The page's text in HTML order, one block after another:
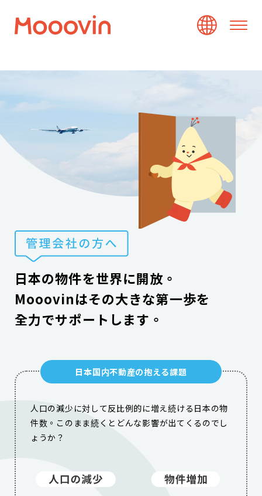
日本の物件を世界に開放 。
Mooovinはその大きな第一歩を
全力でサポー ト します 。
日本国内不動産の抱える課題
人口の減少に対して反比例的に増え続ける日本の物
件数。 このまま続くとどんな影響が出てくるのでし
ょうか？